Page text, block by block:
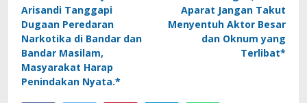
Arisandi Tanggapi
Dugaan Peredaran
Narkotika di Bandar dan
Bandar Masilam,
Masyarakat Harap
Penindakan Nyata.*
Aparat Jangan Takut
Menyentuh Aktor Besar
dan Oknum yang
Terlibat*